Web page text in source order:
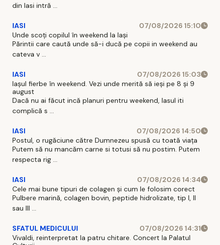
din Iasi intră ...
IASI
07/08/2026 15:10
Unde scoți copilul în weekend la Iași
Părintii care caută unde să-i ducă pe copii in weekend au
cateva v ...
IASI
07/08/2026 15:03
Iașul fierbe în weekend. Vezi unde merită să ieși pe 8 și 9
august
Dacă nu ai făcut incă planuri pentru weekend, Iasul iti
complică s ...
IASI
07/08/2026 14:50
Postul, o rugăciune către Dumnezeu spusă cu toată viața
Putem să nu mancăm carne si totusi să nu postim. Putem
respecta rig ...
IASI
07/08/2026 14:34
Cele mai bune tipuri de colagen și cum le folosim corect
Pulbere marină, colagen bovin, peptide hidrolizate, tip I, II
sau III ...
SFATUL MEDICULUI
07/08/2026 14:31
Vivaldi, reinterpretat la patru chitare. Concert la Palatul